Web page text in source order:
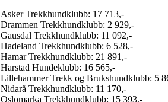
Asker Trekkhundklubb: 17 713,-
Drammen Trekkhundklubb: 2 929,-
Gausdal Trekkhundklubb: 11 092,-
Hadeland Trekkhundklubb: 6 528,-
Hamar Trekkhundklubb: 21 891,-
Harstad Hundeklubb: 16 565,-
Lillehammer Trekk og Brukshundklubb: 5
Nidarå Trekkhundklubb: 11 170,-
Oslomarka Trekkhundklubb: 15 393,-